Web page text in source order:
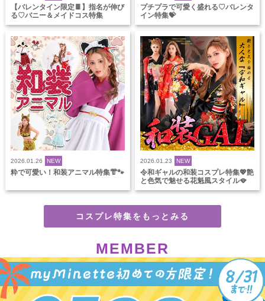
【バレンタイン限定🍫】指名が伸び
る♡バニー＆メイドコス特集
プチプラで可愛く盛れる♡バレンタ
イン特集💝
2026.01.26 NEW
粋で可愛い！和装アニマル特集👘🐾
2026.01.23 NEW
令和ギャルの和装コスプレ特集💖艶
と色気で魅せる花魁風スタイル🪭
コスプレ特集をもっとみる
MEMBER